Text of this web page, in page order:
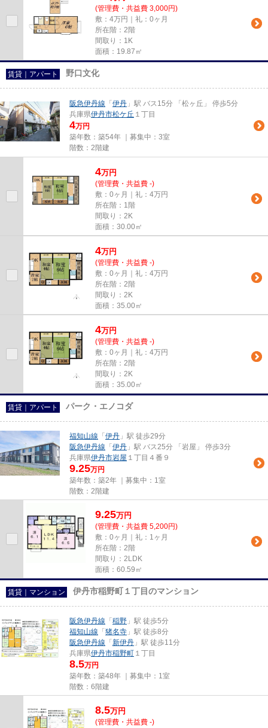
(管理費・共益費 3,000円)
敷：4万円｜礼：0ヶ月
所在階：2階
間取り：1K
面積：19.87㎡
賃貸｜アパート 野口文化
阪急伊丹線 「 伊丹 」駅 バス15分 「松ヶ丘」 停歩5分
兵庫県伊丹市松ケ丘 １丁目
4万円
築年数：築54年 ｜募集中： 3室
階数：2階建
4万円
(管理費・共益費 -)
敷：0ヶ月｜礼：4万円
所在階：1階
間取り：2K
面積：30.00㎡
4万円
(管理費・共益費 -)
敷：0ヶ月｜礼：4万円
所在階：2階
間取り：2K
面積：35.00㎡
4万円
(管理費・共益費 -)
敷：0ヶ月｜礼：4万円
所在階：2階
間取り：2K
面積：35.00㎡
賃貸｜アパート パーク・エノコダ
福知山線 「 伊丹 」駅 徒歩29分
阪急伊丹線 「 伊丹 」駅 バス25分 「岩屋」 停歩3分
兵庫県伊丹市岩屋 １丁目４番９
9.25万円
築年数：築2年 ｜募集中： 1室
階数：2階建
9.25万円
(管理費・共益費 5,200円)
敷：0ヶ月｜礼：1ヶ月
所在階：2階
間取り：2LDK
面積：60.59㎡
賃貸｜マンション 伊丹市稲野町１丁目のマンション
阪急伊丹線 「 稲野 」駅 徒歩5分
福知山線 「 猪名寺 」駅 徒歩8分
阪急伊丹線 「 新伊丹 」駅 徒歩11分
兵庫県伊丹市稲野町 １丁目
8.5万円
築年数：築48年 ｜募集中： 1室
階数：6階建
8.5万円
(管理費・共益費 -)